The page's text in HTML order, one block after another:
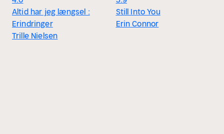
Altid har jeg længsel :
Erindringer
Trille Nielsen
Still Into You
Erin Connor